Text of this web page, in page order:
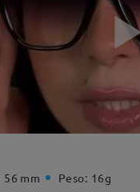
56 mm Peso: 16g